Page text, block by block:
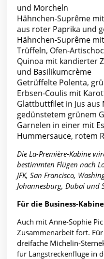
und Morcheln
Hähnchen-Suprême
aus roter Paprika und
Hähnchen-Suprême
Trüffeln, Ofen-
Quinoa mit kandierter
und Basilikumcrème
Getrüffelte Polenta,
Erbsen-Coulis mit
Glattbuttfilet in Jus aus
gedünstetem grünem
Garnelen in einer mit
Hummersauce, rotem
Die La-Première-Kabine
bestimmten Flügen nach
JFK, San Francisco,
Johannesburg, Dubai und
Für die Business-
Auch mit Anne-Sophie
Zusammenarbeit fort.
dreifache Michelin-
für Langstreckenflüge in